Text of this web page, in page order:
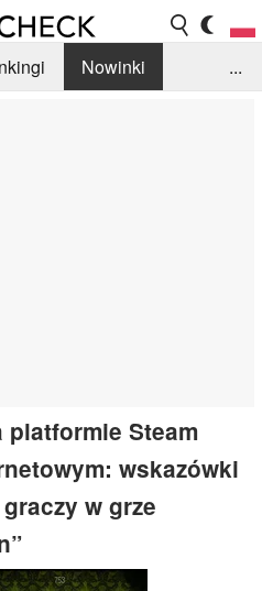
Nowinki
...
platformie Steam
wskazówki
w grze